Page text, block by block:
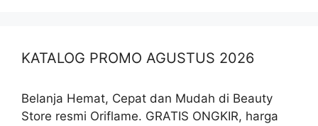
KATALOG PROMO AGUSTUS 2026
Belanja Hemat, Cepat dan Mudah di Beauty
Store resmi Oriflame. GRATIS ONGKIR, harga